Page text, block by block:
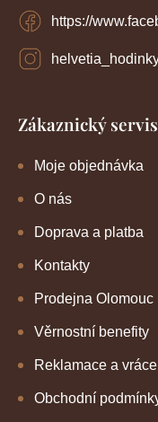
https://
Zákaznický servis
Moje objednávka
O nás
Doprava a platba
Kontakty
Prodejna Olomouc
Věrnostní benefity
Reklamace a
Obchodní